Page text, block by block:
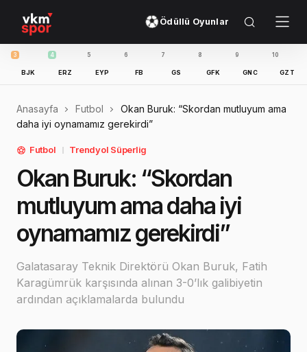
Ödüllü Oyunlar
ERZ EYP FB GS GFK GNC GZT IBFK
Anasayfa Futbol
Okan Buruk: “Skordan mutluyum ama
daha iyi oynamamız gerekirdi”
Futbol Trendyol Süperlig
Okan Buruk: “Skordan
mutluyum ama daha iyi
oynamamız gerekirdi”
Galatasaray Teknik Direktörü Okan Buruk, Fatih
Karagümrük karşısında alınan 3-0’lık galibiyetin
ardından açıklamalarda bulundu